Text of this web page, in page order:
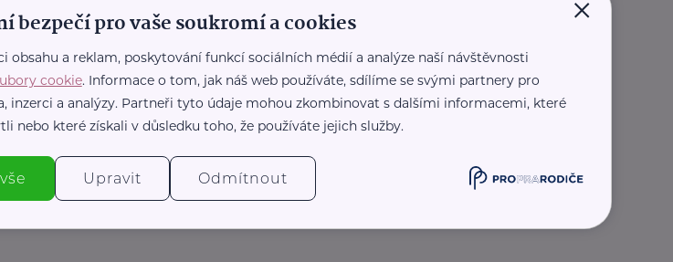
bezpečí pro vaše soukromí a cookies
obsahu a reklam, poskytování funkcí sociálních médií a analýze naší návštěvnosti
cookie. Informace o tom, jak náš web používáte, sdílíme se svými partnery pro
inzerci a analýzy. Partneři tyto údaje mohou zkombinovat s dalšími informacemi, které
nebo které získali v důsledku toho, že používáte jejich služby.
Upravit Odmítnout